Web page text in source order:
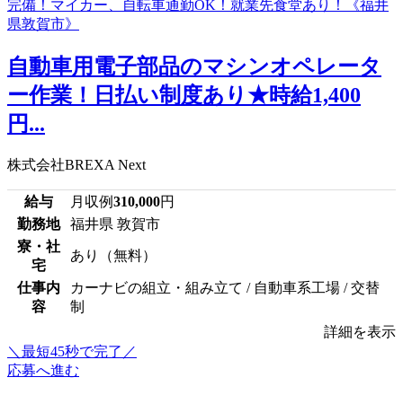
自動車用電子部品のマシンオペレータ
ー作業！日払い制度あり★時給1,400
円...
株式会社BREXA Next
給与 月収例310,000円
勤務地
福井県 敦賀市
寮・社
宅
あり（無料）
仕事内
容
カーナビの組立・組み立て / 自動車系工場 / 交替
制
詳細を表示
＼最短45秒で完了／
応募へ進む